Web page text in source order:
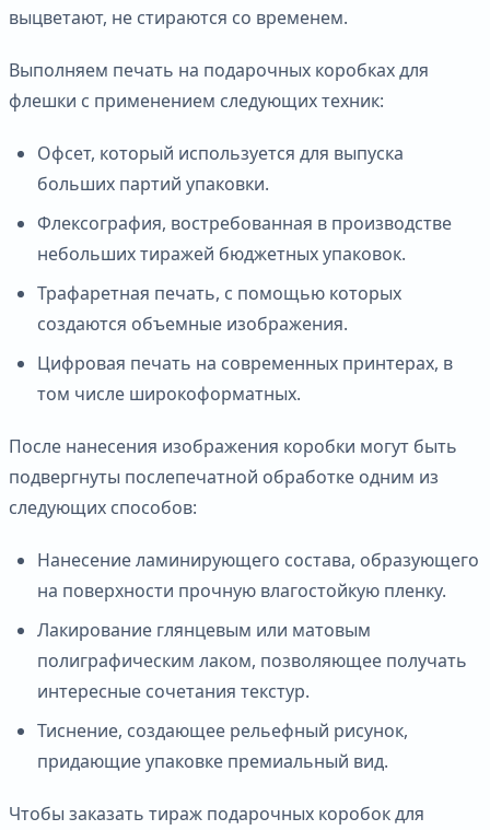
выцветают, не стираются со временем.
Выполняем печать на подарочных коробках для
флешки с применением следующих техник:
Офсет, который используется для выпуска
больших партий упаковки.
Флексография, востребованная в производстве
небольших тиражей бюджетных упаковок.
Трафаретная печать, с помощью которых
создаются объемные изображения.
Цифровая печать на современных принтерах, в
том числе широкоформатных.
После нанесения изображения коробки могут быть
подвергнуты послепечатной обработке одним из
следующих способов:
Нанесение ламинирующего состава, образующего
на поверхности прочную влагостойкую пленку.
Лакирование глянцевым или матовым
полиграфическим лаком, позволяющее получать
интересные сочетания текстур.
Тиснение, создающее рельефный рисунок,
придающие упаковке премиальный вид.
Чтобы заказать тираж подарочных коробок для